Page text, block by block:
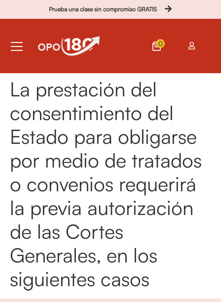
Prueba una clase sin compromiso GRATIS
0
La prestación del
consentimiento del
Estado para obligarse
por medio de tratados
o convenios requerirá
la previa autorización
de las Cortes
Generales, en los
siguientes casos